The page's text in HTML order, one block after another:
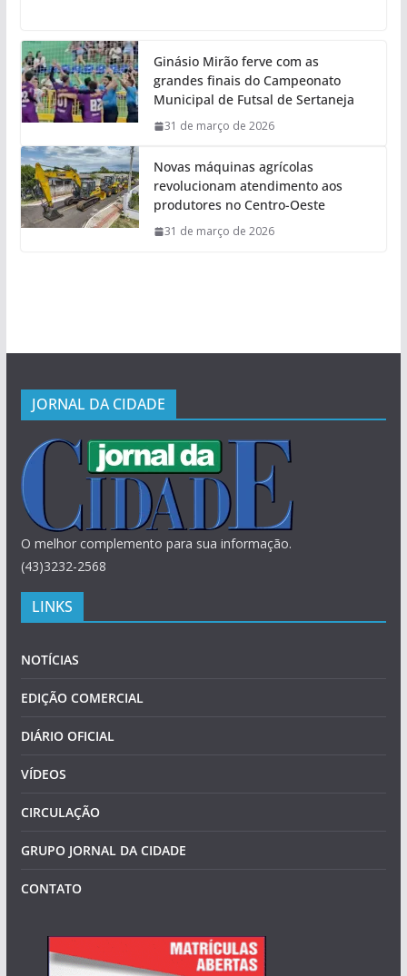
Ginásio Mirão ferve com as
grandes finais do Campeonato
Municipal de Futsal de Sertaneja
31 de março de 2026
Novas máquinas agrícolas
revolucionam atendimento aos
produtores no Centro-Oeste
31 de março de 2026
JORNAL DA CIDADE
O melhor complemento para sua informação.
(43)3232-2568
LINKS
NOTÍCIAS
EDIÇÃO COMERCIAL
DIÁRIO OFICIAL
VÍDEOS
CIRCULAÇÃO
GRUPO JORNAL DA CIDADE
CONTATO